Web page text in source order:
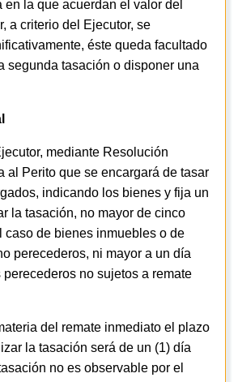
en la que acuerdan el valor del
a criterio del Ejecutor, se
éste queda facultado
segunda tasación o disponer una
mediante Resolución
al Perito que se encargará de tasar
indicando los bienes y fija un
la tasación, no mayor de cinco
caso de bienes inmuebles o de
perecederos, ni mayor a un día
no sujetos a remate
del remate inmediato el plazo
la tasación será de un (1) día
no es observable por el